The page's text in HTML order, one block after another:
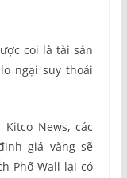
coi là tài sản
ngại suy thoái
News, các
giá vàng sẽ
Phố Wall lại có